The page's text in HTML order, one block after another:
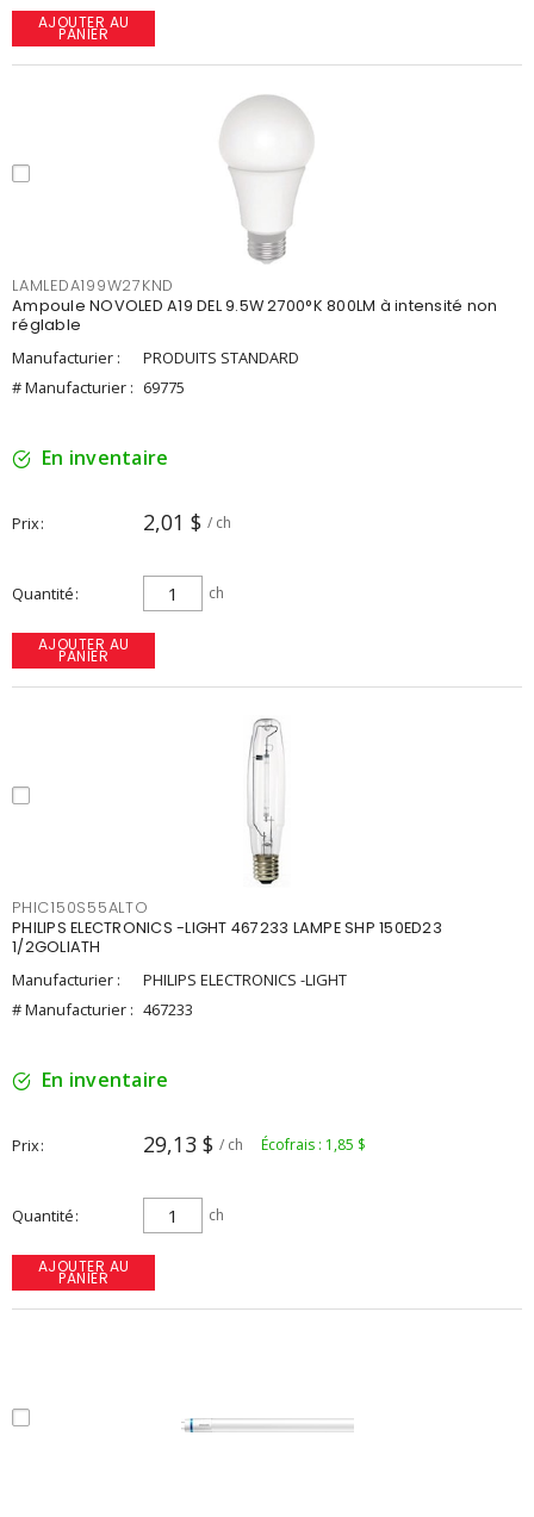
AJOUTER AU
PANIER
LAMLEDA199W27KND
Ampoule NOVOLED A19 DEL 9.5W 2700°K 800LM à intensité non
réglable
Manufacturier :
PRODUITS STANDARD
# Manufacturier : 69775
En inventaire
Prix 2,01 $ / ch
Quantité ch
AJOUTER AU
PANIER
PHIC150S55ALTO
PHILIPS ELECTRONICS -LIGHT 467233 LAMPE SHP 150ED23
1/2GOLIATH
Manufacturier :
PHILIPS ELECTRONICS -LIGHT
# Manufacturier : 467233
En inventaire
Prix 29,13 $ / ch Écofrais : 1,85 $
Quantité ch
AJOUTER AU
PANIER